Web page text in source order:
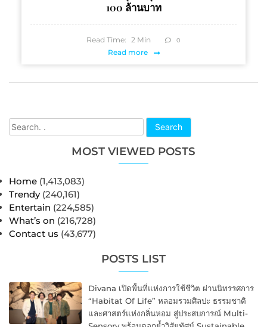
Search
MOST VIEWED POSTS
Home (1,413,083)
Trendy (240,161)
Entertain (224,585)
What’s on (216,728)
Contact us (43,677)
POSTS LIST
Divana เปิดพื้นที่แห่งการใช้ชีวิต ผ่านนิทรรศการ
“Habitat Of Life” หลอมรวมศิลปะ ธรรมชาติ
และศาสตร์แห่งกลิ่นหอม สู่ประสบการณ์ Multi-
100 ล้านบาท
Read Time: 2 Min 0
Read more